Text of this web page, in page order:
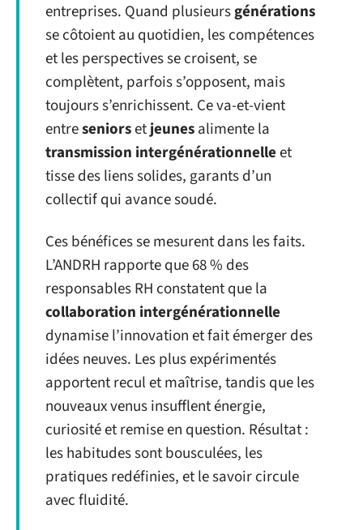
entreprises. Quand plusieursgénérations
se côtoient au quotidien, les compétences
et les perspectives se croisent, se
complètent, parfois s’opposent, mais
toujours s’enrichissent. Ce va-et-vient
entreseniorsetjeunesalimente la
transmission intergénérationnelleet
tisse des liens solides, garants d’un
collectif qui avance soudé.
Ces bénéfices se mesurent dans les faits.
L’ANDRH rapporte que 68 % des
responsables RH constatent que la
collaboration intergénérationnelle
dynamise l’innovation et fait émerger des
idées neuves. Les plus expérimentés
apportent recul et maîtrise, tandis que les
nouveaux venus insufflent énergie,
curiosité et remise en question. Résultat :
les habitudes sont bousculées, les
pratiques redéfinies, et le savoir circule
avec fluidité.